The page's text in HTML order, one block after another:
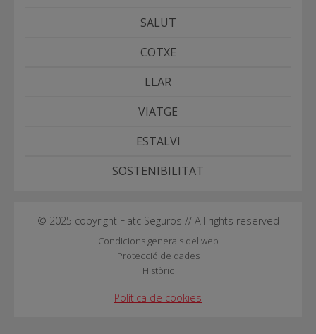
SALUT
COTXE
LLAR
VIATGE
ESTALVI
SOSTENIBILITAT
© 2025 copyright Fiatc Seguros // All rights reserved
Condicions generals del web
Protecció de dades
Històric
Política de cookies